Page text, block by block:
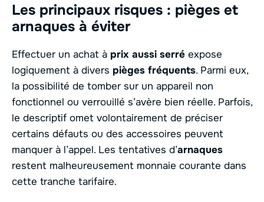
Les principaux risques : pièges et
arnaques à éviter
Effectuer un achat à prix aussi serré expose
logiquement à divers pièges fréquents. Parmi eux,
la possibilité de tomber sur un appareil non
fonctionnel ou verrouillé s’avère bien réelle. Parfois,
le descriptif omet volontairement de préciser
certains défauts ou des accessoires peuvent
manquer à l’appel. Les tentatives d’arnaques
restent malheureusement monnaie courante dans
cette tranche tarifaire.